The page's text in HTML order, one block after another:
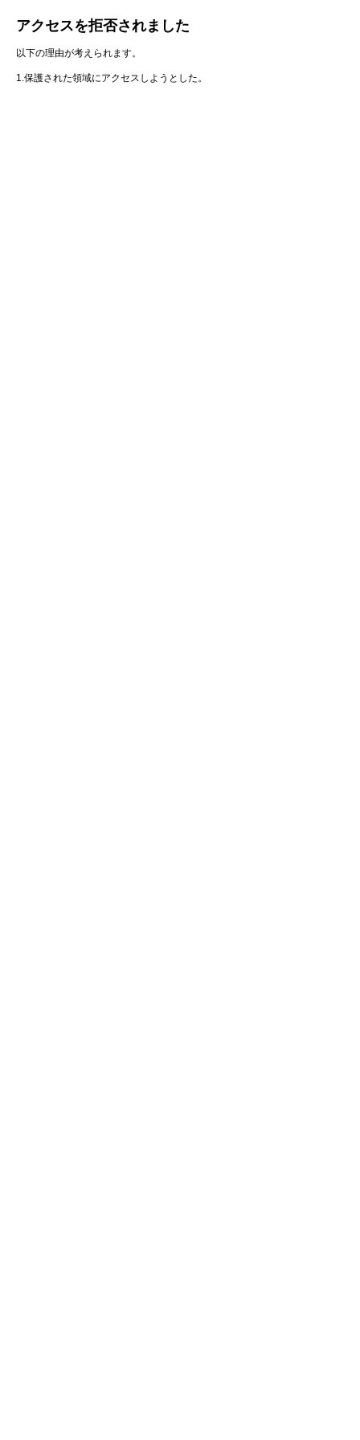
アクセスを拒否されました
以下の理由が考えられます。
1.保護された領域にアクセスしようとした。